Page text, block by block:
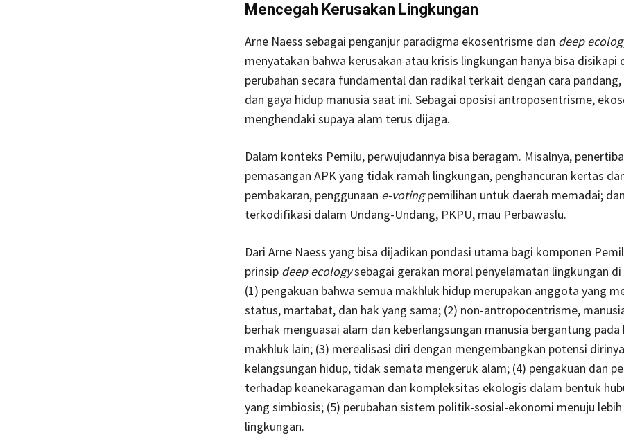
Mencegah Kerusakan Lingkungan
Arne Naess sebagai penganjur paradigma ekosentrisme dan deep
menyatakan bahwa kerusakan atau krisis lingkungan hanya bisa disikapi
perubahan secara fundamental dan radikal terkait dengan cara
dan gaya hidup manusia saat ini. Sebagai oposisi antroposentrisme,
menghendaki supaya alam terus dijaga.
Dalam konteks Pemilu, perwujudannya bisa beragam. Misalnya,
pemasangan APK yang tidak ramah lingkungan, penghancuran kertas
pembakaran, penggunaan e-votingpemilihan untuk daerah memadai;
terkodifikasi dalam Undang-Undang, PKPU, mau Perbawaslu.
Dari Arne Naess yang bisa dijadikan pondasi utama bagi komponen
prinsip deep ecologysebagai gerakan moral penyelamatan lingkungan di
(1) pengakuan bahwa semua makhluk hidup merupakan anggota yang
status, martabat, dan hak yang sama; (2) non-antropocentrisme,
berhak menguasai alam dan keberlangsungan manusia bergantung pada
makhluk lain; (3) merealisasi diri dengan mengembangkan potensi
kelangsungan hidup, tidak semata mengeruk alam; (4) pengakuan dan
terhadap keanekaragaman dan kompleksitas ekologis dalam bentuk
yang simbiosis; (5) perubahan sistem politik-sosial-ekonomi menuju
lingkungan.